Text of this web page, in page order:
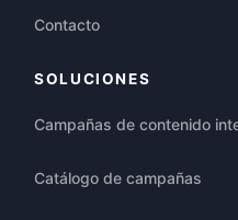
Contacto
SOLUCIONES
Campañas de contenido
Catálogo de campañas